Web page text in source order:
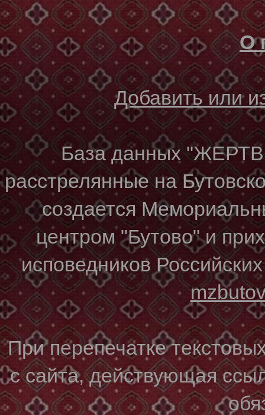
О
Добавить или
База данных
расстрелянные на
создается
центром "Бутово" и
исповедников
При перепечатке
с сайта, действующая